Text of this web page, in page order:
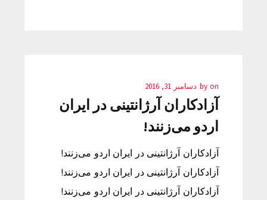
by on دسامبر 31, 2016
آزادکاران آرژانتینی در ایران
اردو می‌زنند!
آزادکاران آرژانتینی در ایران اردو می‌زنند!
آزادکاران آرژانتینی در ایران اردو می‌زنند!
آزادکاران آرژانتینی در ایران اردو می‌زنند!